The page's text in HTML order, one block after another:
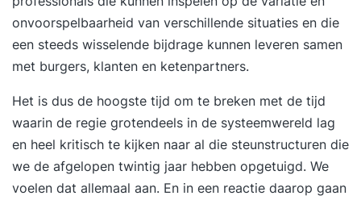
onvoorspelbaarheid van verschillende situaties en die
een steeds wisselende bijdrage kunnen leveren samen
met burgers, klanten en ketenpartners.
Het is dus de hoogste tijd om te breken met de tijd
waarin de regie grotendeels in de systeemwereld lag
en heel kritisch te kijken naar al die steunstructuren die
we de afgelopen twintig jaar hebben opgetuigd. We
voelen dat allemaal aan. En in een reactie daarop gaan